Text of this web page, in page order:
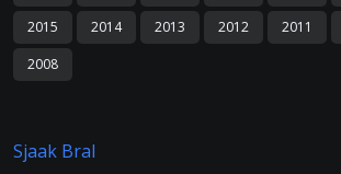
2015
2014 2013 2012 2011
2008
Sjaak Bral